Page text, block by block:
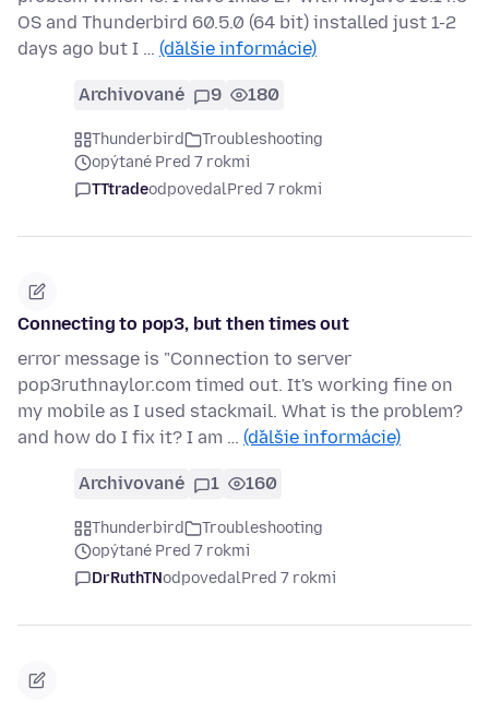
OS and Thunderbird 60.5.0 (64 bit) installed just 1-2
days ago but I … (ďalšie informácie)
Archivované 9 180
Thunderbird
Troubleshooting
opýtané Pred 7 rokmi
TTtradeodpovedalPred 7 rokmi
Connecting to pop3, but then times out
error message is "Connection to server
pop3ruthnaylor.com timed out. It's working fine on
my mobile as I used stackmail. What is the problem?
and how do I fix it? I am … (ďalšie informácie)
Archivované 1 160
Thunderbird
Troubleshooting
opýtané Pred 7 rokmi
DrRuthTNodpovedalPred 7 rokmi